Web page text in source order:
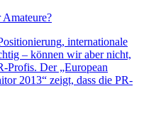
internationale
– können wir aber nicht,
Profis. Der „European
2013“ zeigt, dass die PR-